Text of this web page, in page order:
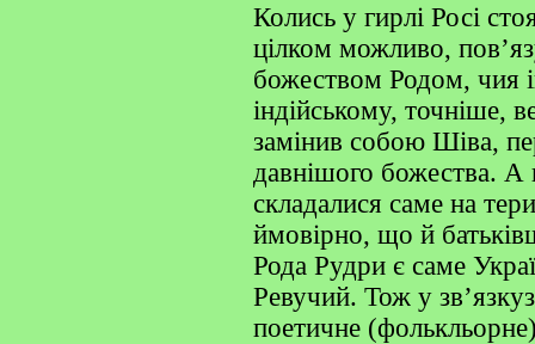
Колись у гирлі Росі
цілком можливо,
божеством Родом, чия
індійському, точніше,
замінив собою Шіва,
давнішого божества. А
складалися саме на
ймовірно, що й
Рода Рудри є саме
Ревучий. Тож у
поетичне